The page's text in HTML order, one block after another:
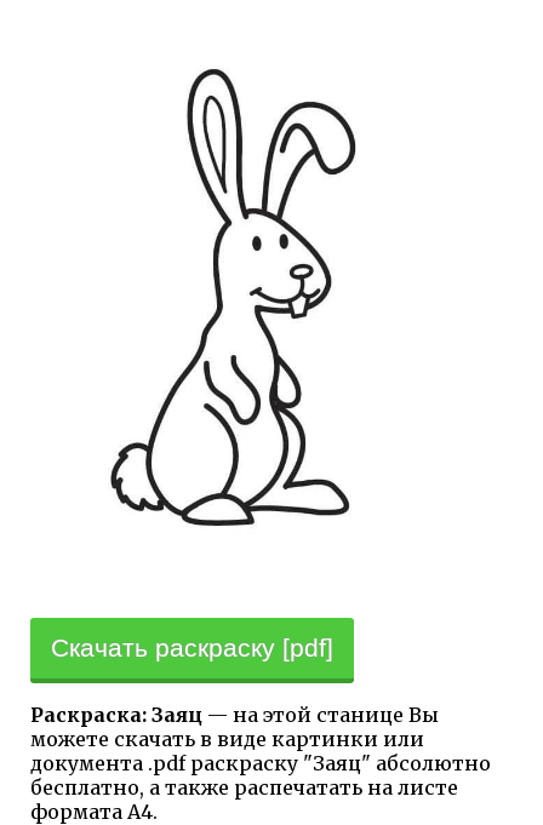
Скачать раскраску [pdf]
Раскраска: Заяц — на этой станице Вы
можете скачать в виде картинки или
документа .pdf раскраску "Заяц" абсолютно
бесплатно, а также распечатать на листе
формата А4.